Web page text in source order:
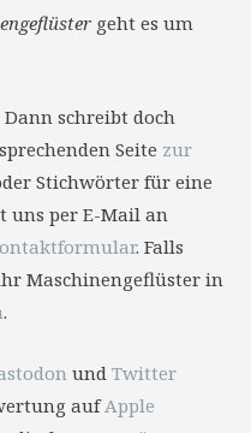
geht es um
Dann schreibt doch
Seite zur
Stichwörter für eine
uns per E-Mail an
. Falls
Maschinengeflüster in
.
und Twitter
aufApple